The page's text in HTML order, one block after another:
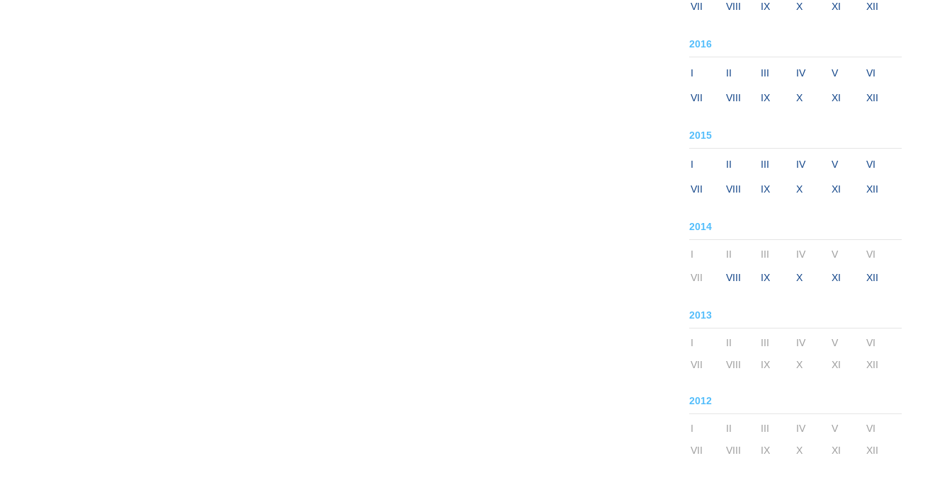
VII VIII IX X XI XII
2016
I II III IV V VI
VII VIII IX X XI XII
2015
I II III IV V VI
VII VIII IX X XI XII
2014
I II III IV V VI
VII VIII IX X XI XII
2013
I II III IV V
VI
VII
VIII IX X XI XII
2012
I II III IV V
VI
VII
VIII IX X XI XII